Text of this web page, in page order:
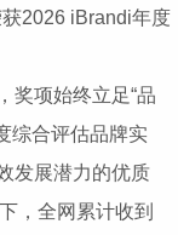
奖项始终立足“品
综合评估品牌实
发展潜力的优质
，全网累计收到